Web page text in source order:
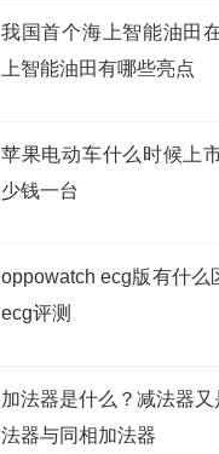
我国首个海上智能油田
上智能油田有哪些亮点
苹果电动车什么时候上
少钱一台
oppowatch ecg版有什么
ecg评测
加法器是什么？减法器
法器与同相加法器